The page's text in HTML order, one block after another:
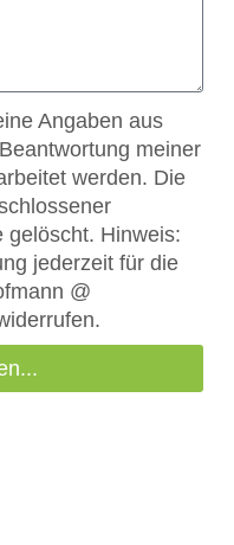
Angaben aus
meiner
werden. Die
gelöscht. Hinweis:
jederzeit für die
@